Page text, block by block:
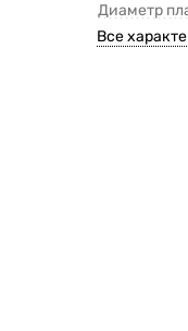
Диаметр
Все